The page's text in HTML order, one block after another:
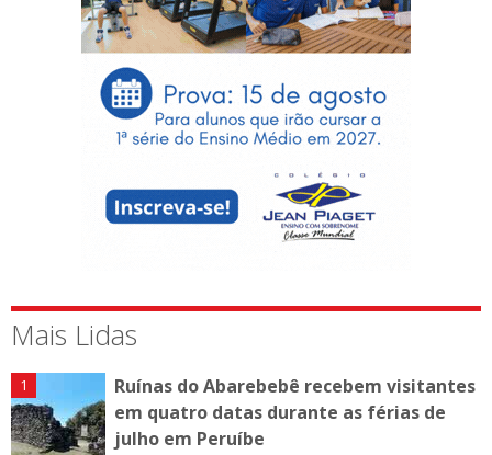
Mais Lidas
Ruínas do Abarebebê recebem visitantes
em quatro datas durante as férias de
julho em Peruíbe